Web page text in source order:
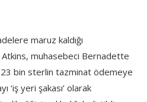
maruz kaldığı
muhasebeci Bernadette
bin sterlin tazminat ödemeye
‘iş yeri şakası’ olarak